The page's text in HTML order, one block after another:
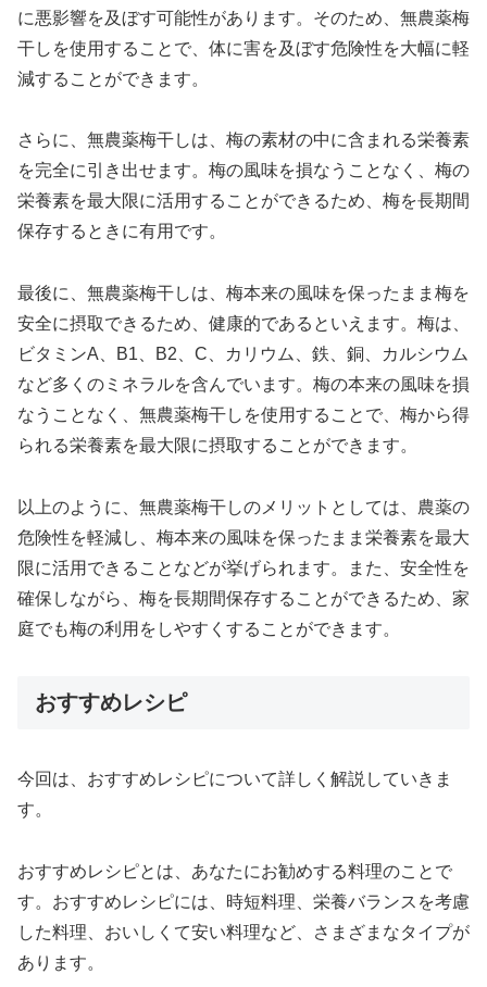
に悪影響を及ぼす可能性があります。そのため、無農薬梅
干しを使用することで、体に害を及ぼす危険性を大幅に軽
減することができます。
さらに、無農薬梅干しは、梅の素材の中に含まれる栄養素
を完全に引き出せます。梅の風味を損なうことなく、梅の
栄養素を最大限に活用することができるため、梅を長期間
保存するときに有用です。
最後に、無農薬梅干しは、梅本来の風味を保ったまま梅を
安全に摂取できるため、健康的であるといえます。梅は、
ビタミンA、B1、B2、C、カリウム、鉄、銅、カルシウム
など多くのミネラルを含んでいます。梅の本来の風味を損
なうことなく、無農薬梅干しを使用することで、梅から得
られる栄養素を最大限に摂取することができます。
以上のように、無農薬梅干しのメリットとしては、農薬の
危険性を軽減し、梅本来の風味を保ったまま栄養素を最大
限に活用できることなどが挙げられます。また、安全性を
確保しながら、梅を長期間保存することができるため、家
庭でも梅の利用をしやすくすることができます。
おすすめレシピ
今回は、おすすめレシピについて詳しく解説していきま
す。
おすすめレシピとは、あなたにお勧めする料理のことで
す。おすすめレシピには、時短料理、栄養バランスを考慮
した料理、おいしくて安い料理など、さまざまなタイプが
あります。